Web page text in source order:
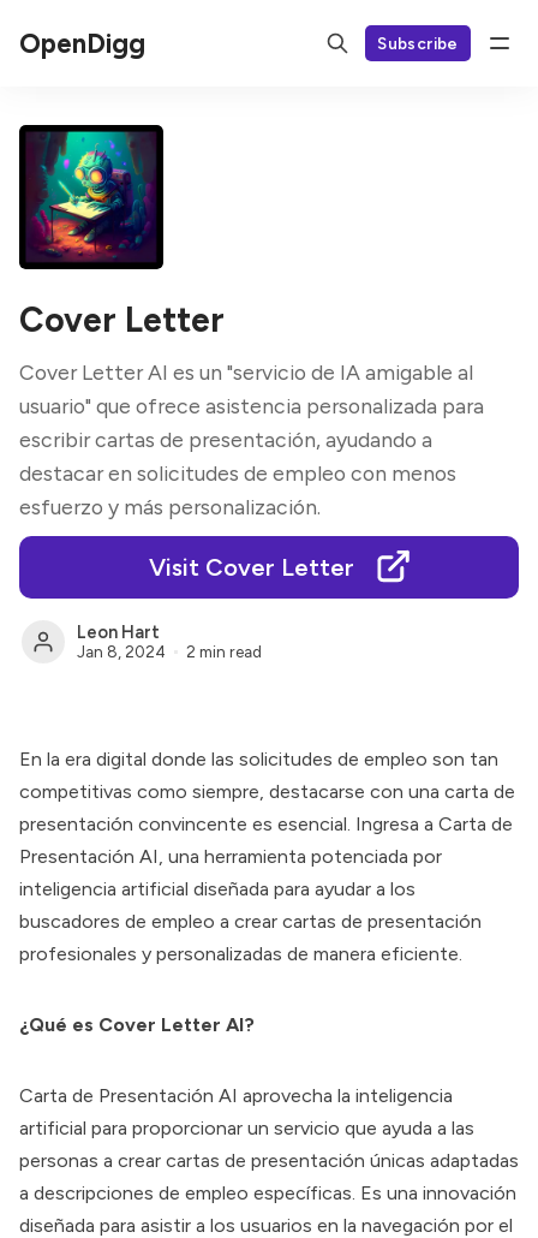
OpenDigg Subscribe
Cover Letter
Cover Letter AI es un "servicio de IA amigable al
usuario" que ofrece asistencia personalizada para
escribir cartas de presentación, ayudando a
destacar en solicitudes de empleo con menos
esfuerzo y más personalización.
Visit Cover Letter
Leon Hart
Jan 8, 2024 2 min read
En la era digital donde las solicitudes de empleo son tan
competitivas como siempre, destacarse con una carta de
presentación convincente es esencial. Ingresa a Carta de
Presentación AI, una herramienta potenciada por
inteligencia artificial diseñada para ayudar a los
buscadores de empleo a crear cartas de presentación
profesionales y personalizadas de manera eficiente.
¿Qué es Cover Letter AI?
Carta de Presentación AI aprovecha la inteligencia
artificial para proporcionar un servicio que ayuda a las
personas a crear cartas de presentación únicas adaptadas
a descripciones de empleo específicas. Es una innovación
diseñada para asistir a los usuarios en la navegación por el